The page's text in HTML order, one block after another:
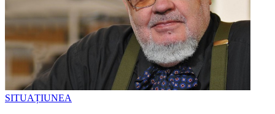
SITUAȚIUNEA